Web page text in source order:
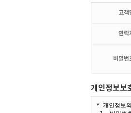
고객
연락
비밀번
개인정보보